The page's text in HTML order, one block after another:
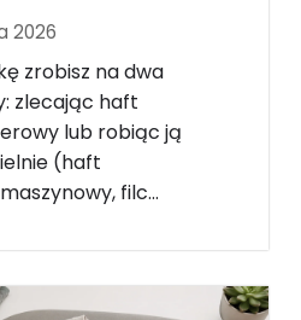
2026
zrobisz na dwa
zlecając haft
lub robiąc ją
(haft
filc...